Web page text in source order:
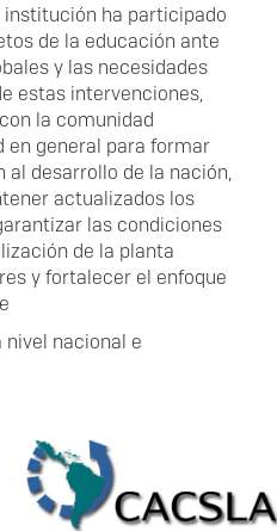
ha participado
de la educación ante
y las necesidades
estas intervenciones,
la comunidad
en general para formar
al desarrollo de la nación,
actualizados los
las condiciones
de la planta
y fortalecer el enfoque
nacional e